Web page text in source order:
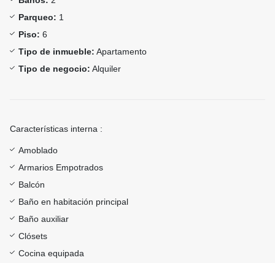
Parqueo: 1
Piso: 6
Tipo de inmueble: Apartamento
Tipo de negocio: Alquiler
Características interna :
Amoblado
Armarios Empotrados
Balcón
Baño en habitación principal
Baño auxiliar
Clósets
Cocina equipada